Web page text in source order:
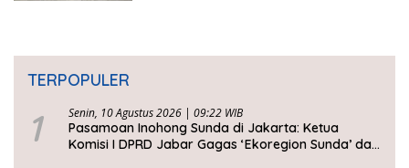
TERPOPULER
1 Senin, 10 Agustus 2026 | 09:22 WIB
Pasamoan Inohong Sunda di Jakarta: Ketua
Komisi I DPRD Jabar Gagas ‘Ekoregion Sunda’ dan